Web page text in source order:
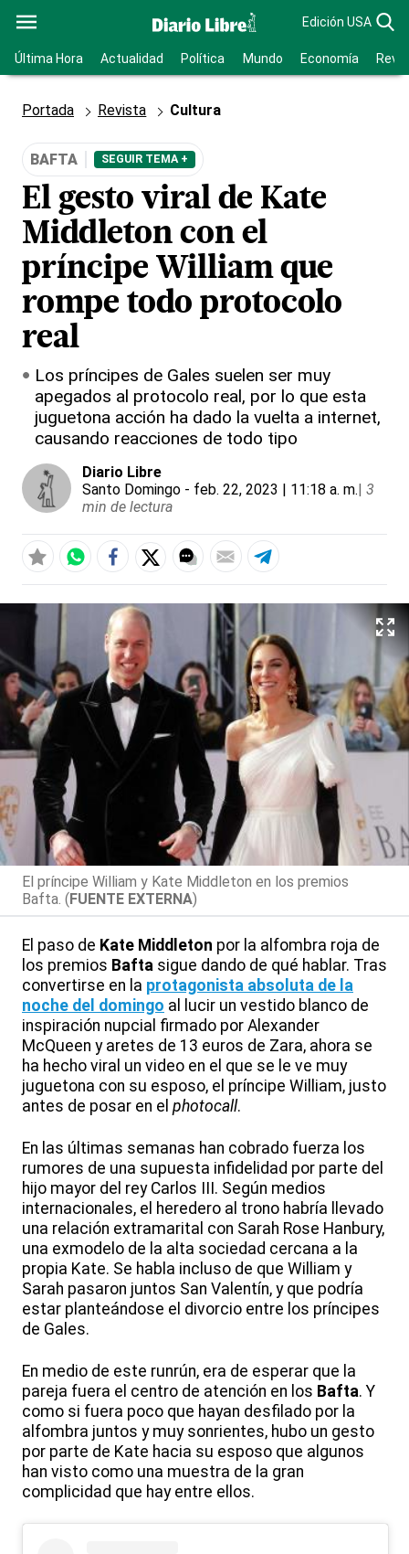
Edición USA
Última Hora Actualidad Política Mundo Economía
Portada Revista Cultura
BAFTA SEGUIR TEMA +
El gesto viral de Kate
Middleton con el
príncipe William que
rompe todo protocolo
real
Los príncipes de Gales suelen ser muy
apegados al protocolo real, por lo que esta
juguetona acción ha dado la vuelta a internet,
causando reacciones de todo tipo
Diario Libre
Santo Domingo - feb. 22, 2023 | 11:18 a. m.| 3
min de lectura
El príncipe William y Kate Middleton en los premios
Bafta. (FUENTE EXTERNA)
El paso de Kate Middleton por la alfombra roja de
los premios Bafta sigue dando de qué hablar. Tras
convertirse en la protagonista absoluta de la
noche del domingo al lucir un vestido blanco de
inspiración nupcial firmado por Alexander
McQueen y aretes de 13 euros de Zara, ahora se
ha hecho viral un video en el que se le ve muy
juguetona con su esposo, el príncipe William, justo
antes de posar en el photocall.
En las últimas semanas han cobrado fuerza los
rumores de una supuesta infidelidad por parte del
hijo mayor del rey Carlos III. Según medios
internacionales, el heredero al trono habría llevado
una relación extramarital con Sarah Rose Hanbury,
una exmodelo de la alta sociedad cercana a la
propia Kate. Se habla incluso de que William y
Sarah pasaron juntos San Valentín, y que podría
estar planteándose el divorcio entre los príncipes
de Gales.
En medio de este runrún, era de esperar que la
pareja fuera el centro de atención en los Bafta. Y
como si fuera poco que hayan desfilado por la
alfombra juntos y muy sonrientes, hubo un gesto
por parte de Kate hacia su esposo que algunos
han visto como una muestra de la gran
complicidad que hay entre ellos.